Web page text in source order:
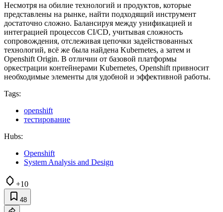
Несмотря на обилие технологий и продуктов, которые
представлены на рынке, найти подходящий инструмент
достаточно сложно. Балансируя между унификацией и
интеграцией процессов CI/CD, учитывая сложность
сопровождения, отслеживая цепочки задействованных
технологий, всё же была найдена Kubernetes, а затем и
Openshift Origin. В отличии от базовой платформы
оркестрации контейнерами Kubernetes, Openshift привносит
необходимые элементы для удобной и эффективной работы.
Tags:
openshift
тестирование
Hubs:
Openshift
System Analysis and Design
+10
48